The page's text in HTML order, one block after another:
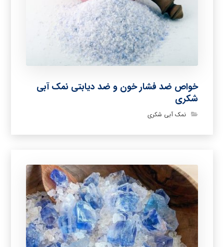
خواص ضد فشار خون و ضد دیابتی نمک آبی
شکری
نمک آبی شکری